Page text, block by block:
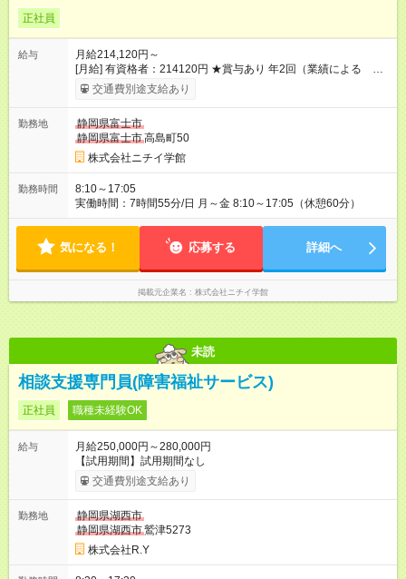
正社員
給与
月給214,120円～
[月給] 有資格者：214120円 ★賞与あり 年2回（業績による 初
年度1回） ★キャリアアップ制度あり 進級により給与がアップ
します！ 【試用期間】試用期間なし
交通費別途支給あり
勤務地
静岡県富士市
静岡県富士市高島町50
株式会社ニチイ学館
勤務時間
8:10～17:05
実働時間：7時間55分/日 月～金 8:10～17:05（休憩60分）
気になる！ 応募する 詳細へ
掲載元企業名 株式会社ニチイ学館
未読
相談支援専門員(障害福祉サービス)
正社員 職種未経験OK
給与
月給250,000円～280,000円
【試用期間】試用期間なし
交通費別途支給あり
勤務地
静岡県湖西市
静岡県湖西市鷲津5273
株式会社R.Y